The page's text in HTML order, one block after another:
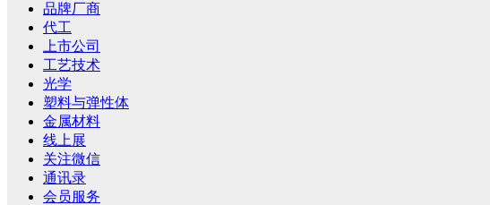
品牌厂商
代工
上市公司
工艺技术
光学
塑料与弹性体
金属材料
线上展
关注微信
通讯录
会员服务